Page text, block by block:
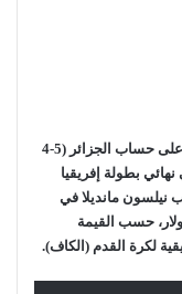
ستحصل السنغال بطلة إفريقيا للاعبين المحليين على حساب الجزائر (5-4
في نهائي بطولة إفريقيا
نيلسون مانديلا في
حسب القيمة
لكرة القدم (الكاف).